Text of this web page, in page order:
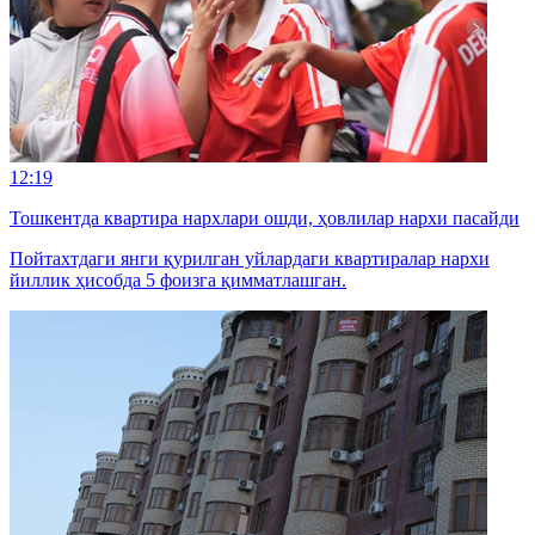
12:19
Тошкентда квартира нархлари ошди, ҳовлилар нархи пасайди
Пойтахтдаги янги қурилган уйлардаги квартиралар нархи
йиллик ҳисобда 5 фоизга қимматлашган.